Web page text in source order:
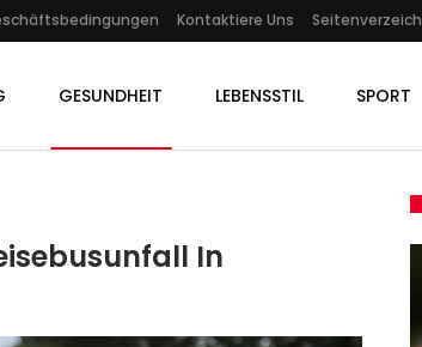
Kontaktiere Uns
GESUNDHEIT LEBENSSTIL SPORT
In